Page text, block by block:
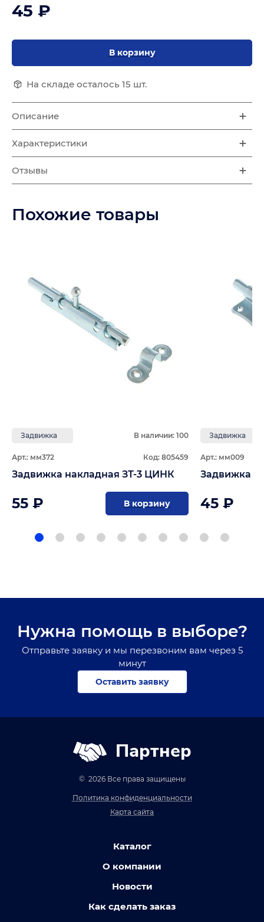
45 ₽
В корзину
На складе осталось 15 шт.
Описание
Характеристики
Отзывы
Похожие товары
Задвижка В наличии: 100
Арт.: мм372 Код: 805459
Задвижка накладная ЗТ-3 ЦИНК
55 ₽ В корзину
Задвижка
Арт.: мм009
Задвижка
45 ₽
Нужна помощь в выборе?
Отправьте заявку и мы перезвоним вам через 5
минут
Оставить заявку
Партнер
© 2026 Все права защищены
Политика конфиденциальности
Карта сайта
Каталог
О компании
Новости
Как сделать заказ